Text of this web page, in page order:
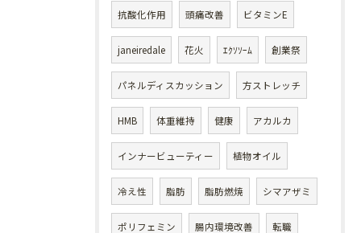
抗酸化作用 頭痛改善 ビタミンE
janeiredale 花火 ｴｸｿｿｰﾑ 創業祭
パネルディスカッション 方ストレッチ
HMB 体重維持 健康 アカルカ
インナービューティー 植物オイル
冷え性 脂肪 脂肪燃焼 シマアザミ
ポリフェミン 腸内環境改善 転職